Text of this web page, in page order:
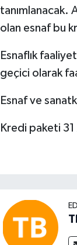
tanımlanacak.
olan esnaf bu
Esnaflık
geçici olarak
Esnaf ve
Kredi paketi